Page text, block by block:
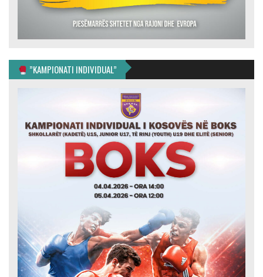
”KAMPIONATI INDIVIDUAL”